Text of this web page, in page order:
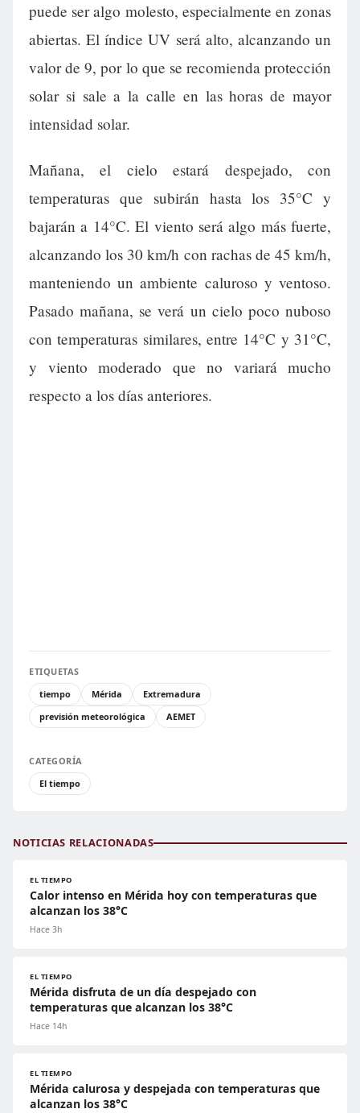
puede ser algo molesto, especialmente en zonas
abiertas. El índice UV será alto, alcanzando un
valor de 9, por lo que se recomienda protección
solar si sale a la calle en las horas de mayor
intensidad solar.
Mañana, el cielo estará despejado, con
temperaturas que subirán hasta los 35°C y
bajarán a 14°C. El viento será algo más fuerte,
alcanzando los 30 km/h con rachas de 45 km/h,
manteniendo un ambiente caluroso y ventoso.
Pasado mañana, se verá un cielo poco nuboso
con temperaturas similares, entre 14°C y 31°C,
y viento moderado que no variará mucho
respecto a los días anteriores.
ETIQUETAS
tiempo
Mérida
Extremadura
previsión meteorológica
AEMET
CATEGORÍA
El tiempo
NOTICIAS RELACIONADAS
EL TIEMPO
Calor intenso en Mérida hoy con temperaturas que
alcanzan los 38°C
Hace 3h
EL TIEMPO
Mérida disfruta de un día despejado con
temperaturas que alcanzan los 38°C
Hace 14h
EL TIEMPO
Mérida calurosa y despejada con temperaturas que
alcanzan los 38°C